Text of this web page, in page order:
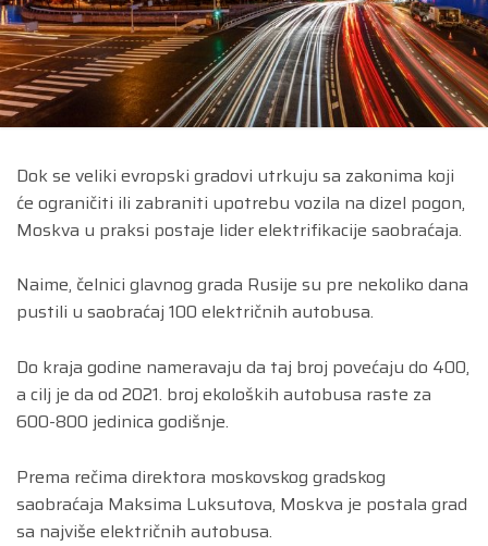
Dok se veliki evropski gradovi utrkuju sa zakonima koji
će ograničiti ili zabraniti upotrebu vozila na dizel pogon,
Moskva u praksi postaje lider elektrifikacije saobraćaja.
Naime, čelnici glavnog grada Rusije su pre nekoliko dana
pustili u saobraćaj 100 električnih autobusa.
Do kraja godine nameravaju da taj broj povećaju do 400,
a cilj je da od 2021. broj ekoloških autobusa raste za
600-800 jedinica godišnje.
Prema rečima direktora moskovskog gradskog
saobraćaja Maksima Luksutova, Moskva je postala grad
sa najviše električnih autobusa.